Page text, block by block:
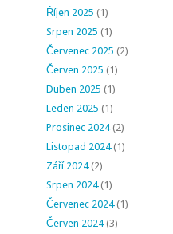
Říjen 2025 (1)
Srpen 2025 (1)
Červenec 2025 (2)
Červen 2025 (1)
Duben 2025 (1)
Leden 2025 (1)
Prosinec 2024(2)
Listopad 2024(1)
Září 2024(2)
Srpen 2024(1)
Červenec 2024(1)
Červen 2024(3)